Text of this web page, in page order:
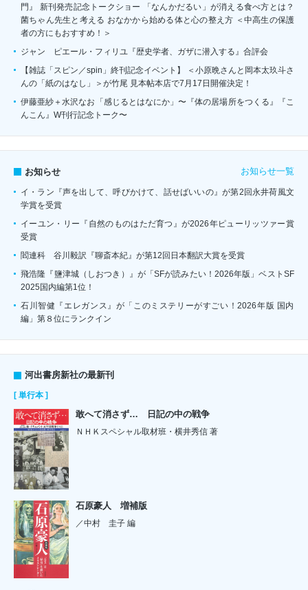
門』 新刊発売記念トークショー 「なんかだるい」が消える食べ方とは？
菌ちゃん先生と考える おなかから始める体と心の整え方 ＜中高生の保護
者の方にもおすすめ！＞
ジャン゠ピエール・フィリユ『歴史学者、ガザに潜入する』合評会
【雑誌「スピン／spin」終刊記念イベント】 ＜小原晩さんと岡本太玖斗さ
んの「紙のはなし」＞が竹尾 見本帖本店で7月17日開催決定！
伊藤亜紗＋水沢なお「感じるとはなにか」〜『体の居場所をつくる』『こ
んこん』W刊行記念トーク〜
お知らせ お知らせ一覧
イ・ラン『声を出して、呼びかけて、話せばいいの』が第2回永井荷風文
学賞を受賞
イーユン・リー『自然のものはただ育つ』が2026年ピューリッツァー賞
受賞
閻連科 谷川毅訳『聊斎本紀』が第12回日本翻訳大賞を受賞
飛浩隆『鹽津城（しおつき）』が「SFが読みたい！2026年版」ベストSF
2025国内編第1位！
石川智健『エレガンス』が「このミステリーがすごい！2026年版 国内
編」第８位にランクイン
河出書房新社の最新刊
[ 単行本 ]
敢へて消さず… 日記の中の戦争
ＮＨＫスペシャル取材班・横井秀信 著
石原豪人 増補版
／中村 圭子 編